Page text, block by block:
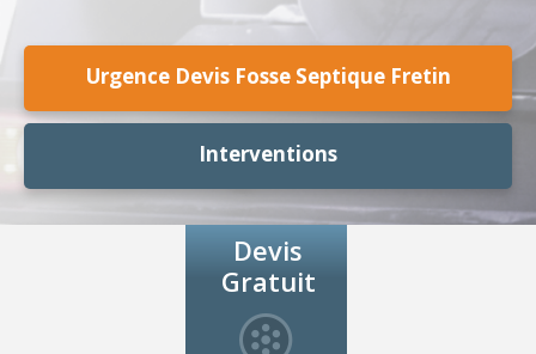
Urgence Devis Fosse Septique Fretin
Interventions
Devis
Gratuit